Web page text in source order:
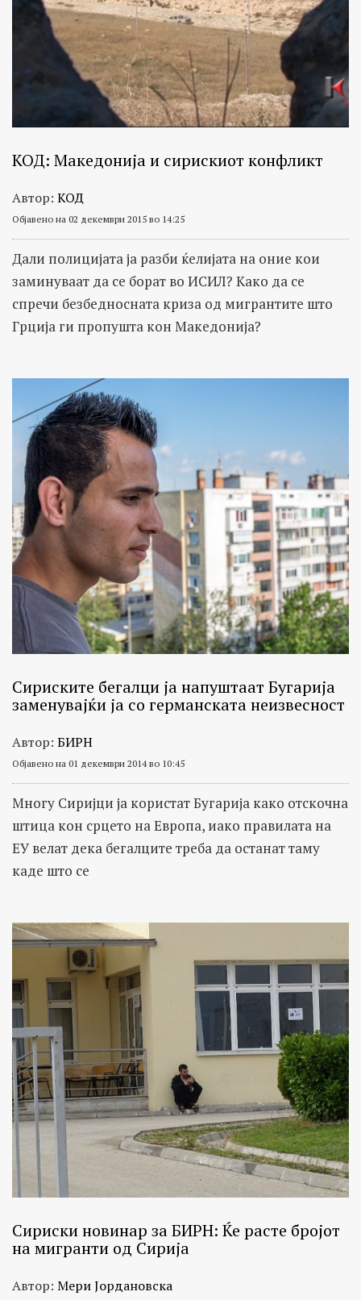
КОД: Македонија и сирискиот конфликт
Автор: КОД
Објавено на 02 декември 2015 во 14:25
Дали полицијата ја разби ќелијата на оние кои
заминуваат да се борат во ИСИЛ? Како да се
спречи безбедносната криза од мигрантите што
Грција ги пропушта кон Македонија?
Сириските бегалци ја напуштаат Бугарија
заменувајќи ја со германската неизвесност
Автор: БИРН
Објавено на 01 декември 2014 во 10:45
Многу Сиријци ја користат Бугарија како отскочна
штица кон срцето на Европа, иако правилата на
ЕУ велат дека бегалците треба да останат таму
каде што се
Сириски новинар за БИРН: Ќе расте бројот
на мигранти од Сирија
Автор: Мери Јордановска